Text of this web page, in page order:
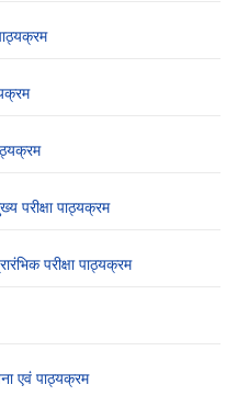
परीक्षा पाठ्यक्रम
परीक्षा पाठ्यक्रम
एवं पाठ्यक्रम